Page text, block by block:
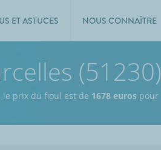
ET ASTUCES NOUS CONNAÎTRE
(51230)
, le prix du fioul est de 1678 euros pour